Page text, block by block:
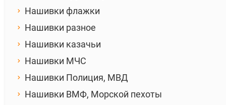
Нашивки флажки
Нашивки разное
Нашивки казачьи
Нашивки МЧС
Нашивки Полиция, МВД
Нашивки ВМФ, Морской пехоты